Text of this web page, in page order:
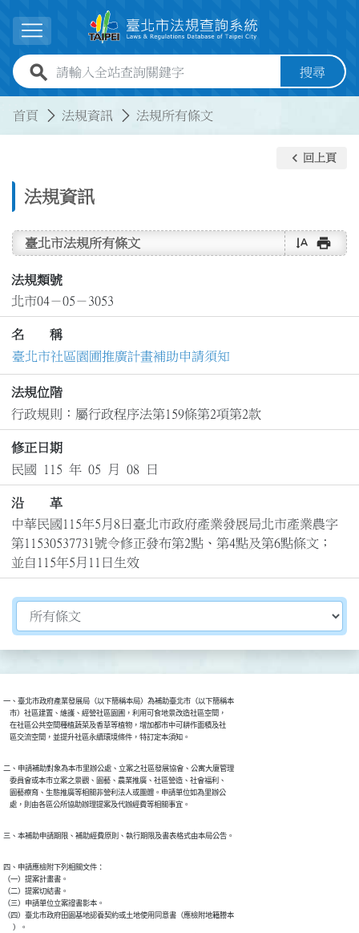
展開選單
全站查詢關鍵字欄位 搜尋
首頁 法規資訊 法規所有條文
法規資訊
keyboard_arrow_left 回上頁
臺北市法規所有條文 text_rotate_vertical print
法規類號
北市04－05－3053
名 稱
臺北市社區園圃推廣計畫補助申請須知
法規位階
行政規則：屬行政程序法第159條第2項第2款
修正日期
民國 115 年 05 月 08 日
沿 革
中華民國115年5月8日臺北市政府產業發展局北市產業農字
第11530537731號令修正發布第2點、第4點及第6點條文；
並自115年5月11日生效
切換選擇法規資訊內容
一、臺北市政府產業發展局（以下簡稱本局）為補助臺北市（以下簡稱本
    市）社區建置、維護、經營社區園圃，利用可食地景改造社區空間，
    在社區公共空間種植蔬菜及香草等植物，增加都市中可耕作面積及社
    區交流空間，並提升社區永續環境條件，特訂定本須知。
二、申請補助對象為本市里辦公處、立案之社區發展協會、公寓大廈管理
    委員會或本市立案之景觀、園藝、農業推廣、社區營造、社會福利、
    園藝療育、生態推廣等相關非營利法人或團體。申請單位如為里辦公
    處，則由各區公所協助辦理提案及代辦經費等相關事宜。
三、本補助申請期限、補助經費原則、執行期限及書表格式由本局公告。
四、申請應檢附下列相關文件：
（一）提案計畫書。
（二）提案切結書。
（三）申請單位立案證書影本。
（四）臺北市政府田園基地認養契約或土地使用同意書（應檢附地籍謄本
      ）。